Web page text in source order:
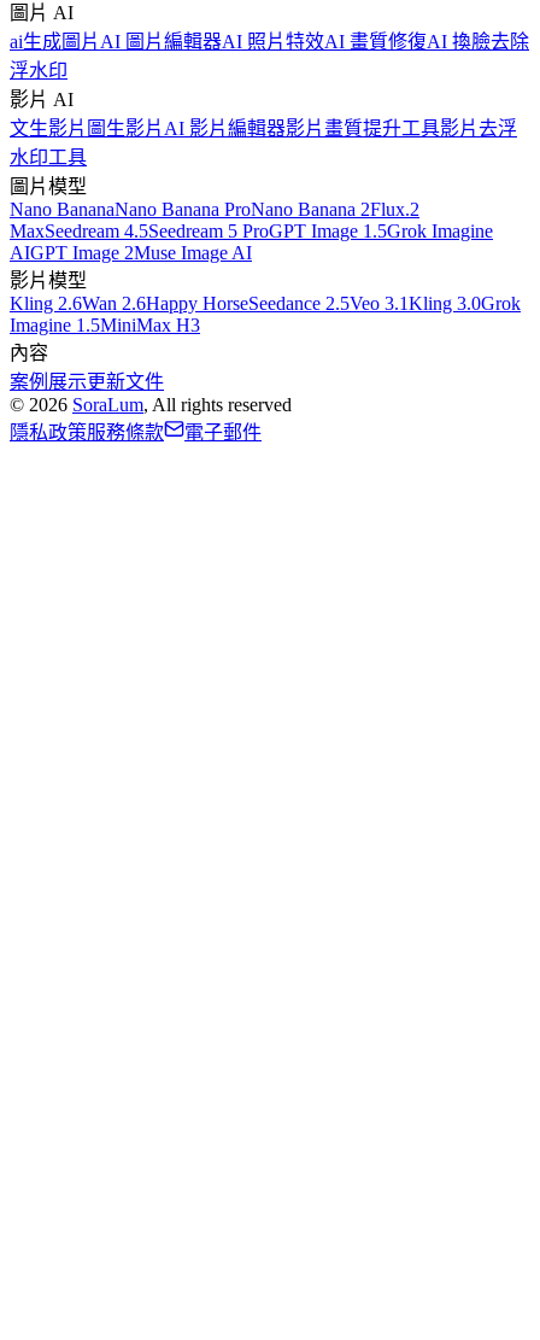
圖片 AI
ai生成圖片 AI 圖片編輯器AI 照片特效AI 畫質修復AI 換臉去除
浮水印
影片 AI
文生影片 圖生影片 AI 影片編輯器影片畫質提升工具影片去浮
水印工具
圖片模型
Nano BananaNano Banana ProNano Banana 2Flux.2
MaxSeedream 4.5Seedream 5 ProGPT Image 1.5Grok Imagine
AIGPT Image 2Muse Image AI
影片模型
Kling 2.6Wan 2.6Happy HorseSeedance 2.5Veo 3.1Kling 3.0Grok
Imagine 1.5MiniMax H3
內容
案例展示更新文件
© 2026 SoraLum, All rights reserved
隱私政策服務條款 電子郵件